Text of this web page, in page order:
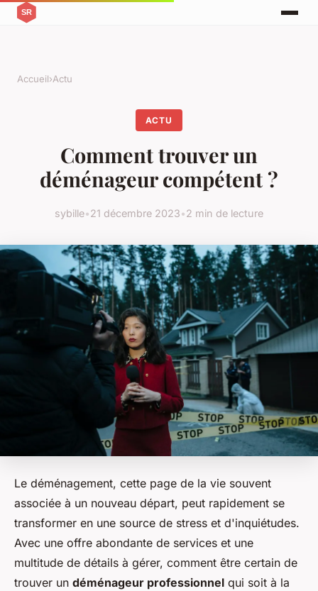
Accueil›Actu
ACTU
Comment trouver un
déménageur compétent ?
sybille•21 décembre 2023•2 min de lecture
Le déménagement, cette page de la vie souvent
associée à un nouveau départ, peut rapidement se
transformer en une source de stress et d'inquiétudes.
Avec une offre abondante de services et une
multitude de détails à gérer, comment être certain de
trouver un déménageur professionnel qui soit à la